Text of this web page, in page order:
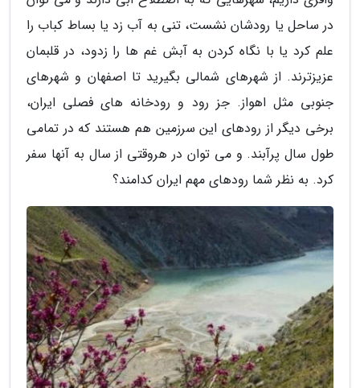
در ساحل یا رودشان نشست، تنی به آب زد یا بساط کباب را
علم کرد یا با نگاه کردن به آبش غم ها را زدود، در قلبمان
عزیزترند. از شهرهای شمالی بگیرید تا اصفهان و شهرهای
جنوبی مثل اهواز. جز رود و رودخانه های فصلی ایران،
برخی دیگر از رودهای این سرزمین هم هستند که در تمامی
طول سال پرآبند. و می توان در هروقتی از سال به آنها سفر
کرد. به نظر شما رودهای مهم ایران کدامند؟